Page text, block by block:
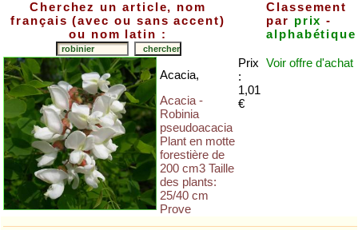
Cherchez un article, nom
français (avec ou sans accent)
ou nom latin :
Classement
par prix -
alphabétique
Acacia,
Acacia -
Robinia
pseudoacacia
Plant en motte
forestière de
200 cm3 Taille
des plants:
25/40 cm
Prove
Prix
:
1,01
€
Voir offre d'achat